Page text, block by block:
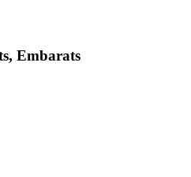
Embarats